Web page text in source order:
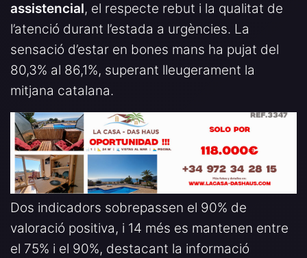
assistencial, el respecte rebut i la qualitat de
l’atenció durant l’estada a urgències. La
sensació d’estar en bones mans ha pujat del
80,3% al 86,1%, superant lleugerament la
mitjana catalana.
Dos indicadors sobrepassen el 90% de
valoració positiva, i 14 més es mantenen entre
el 75% i el 90%, destacant la informació